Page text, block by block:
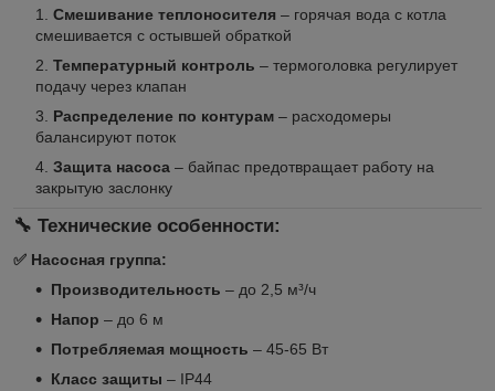
Смешивание теплоносителя – горячая вода с котла
смешивается с остывшей обраткой
Температурный контроль – термоголовка регулирует
подачу через клапан
Распределение по контурам – расходомеры
балансируют поток
Защита насоса – байпас предотвращает работу на
закрытую заслонку
🔧 Технические особенности:
✅ Насосная группа:
Производительность – до 2,5 м³/ч
Напор – до 6 м
Потребляемая мощность – 45-65 Вт
Класс защиты – IP44